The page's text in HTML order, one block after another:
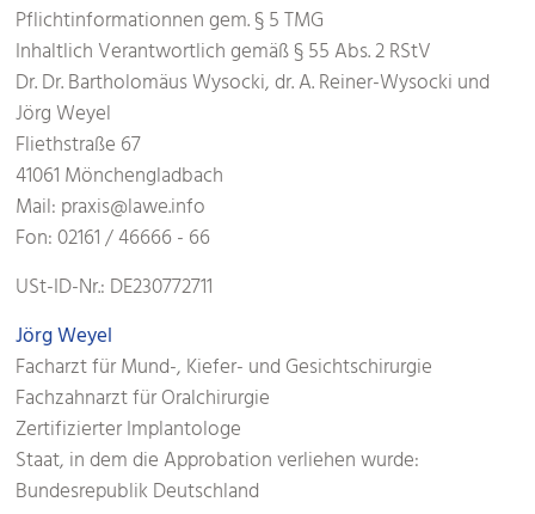
Pflichtinformationnen gem. § 5 TMG
Inhaltlich Verantwortlich gemäß § 55 Abs. 2 RStV
Dr. Dr. Bartholomäus Wysocki, dr. A. Reiner-Wysocki und
Jörg Weyel
Fliethstraße 67
41061 Mönchengladbach
Mail: praxis@lawe.info
Fon: 02161 / 46666 - 66
USt-ID-Nr.: DE230772711
Jörg Weyel
Facharzt für Mund-, Kiefer- und Gesichtschirurgie
Fachzahnarzt für Oralchirurgie
Zertifizierter Implantologe
Staat, in dem die Approbation verliehen wurde:
Bundesrepublik Deutschland